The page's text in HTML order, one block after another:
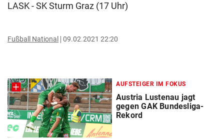
LASK - SK Sturm Graz (17 Uhr)
Fußball National 09.02.2021 22:20
AUFSTEIGER IM FOKUS
Austria Lustenau jagt
gegen GAK Bundesliga-
Rekord